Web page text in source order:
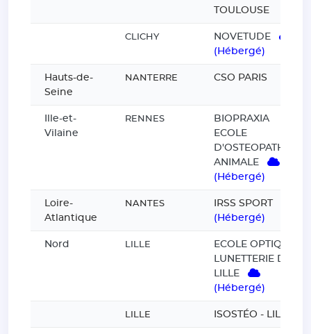
TOULOUSE
CLICHY
NOVETUDE
(Hébergé)
Hauts-de-
Seine
NANTERRE CSO PARIS
Ille-et-
Vilaine
RENNES
BIOPRAXIA
ECOLE
D'OSTEOPATHIE
ANIMALE
(Hébergé)
Loire-
Atlantique
NANTES
IRSS SPORT
(Hébergé)
Nord LILLE
ECOLE OPTIQUE
LUNETTERIE DE
LILLE
(Hébergé)
LILLE ISOSTÉO - LILLE